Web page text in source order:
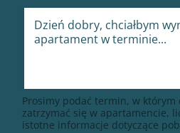
Prosimy podać termin, w którym
zatrzymać się w apartamencie,
istotne informacje dotyczące